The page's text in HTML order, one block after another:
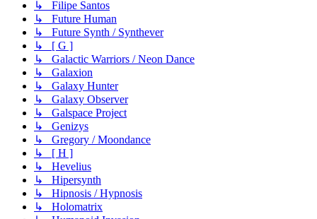
↳ Filipe Santos
↳ Future Human
↳ Future Synth / Synthever
↳ [ G ]
↳ Galactic Warriors / Neon Dance
↳ Galaxion
↳ Galaxy Hunter
↳ Galaxy Observer
↳ Galspace Project
↳ Genizys
↳ Gregory / Moondance
↳ [ H ]
↳ Hevelius
↳ Hipersynth
↳ Hipnosis / Hypnosis
↳ Holomatrix